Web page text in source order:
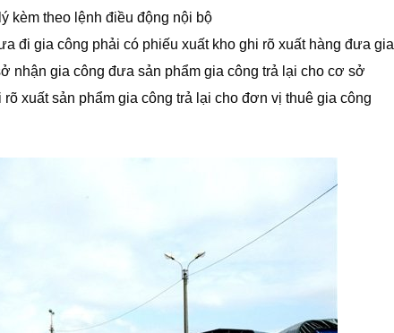
kèm theo lệnh điều động nội bộ
đi gia công phải có phiếu xuất kho ghi rõ xuất hàng đưa gia
nhận gia công đưa sản phẩm gia công trả lại cho cơ sở
xuất sản phẩm gia công trả lại cho đơn vị thuê gia công